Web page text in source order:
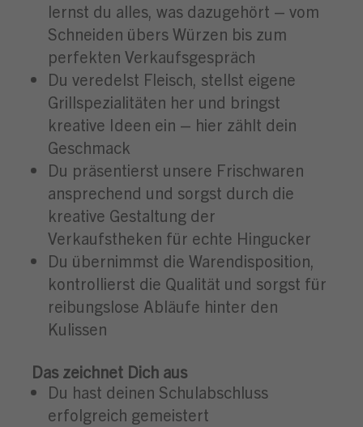
lernst du alles, was dazugehört – vom
Schneiden übers Würzen bis zum
perfekten Verkaufsgespräch
Du veredelst Fleisch, stellst eigene
Grillspezialitäten her und bringst
kreative Ideen ein – hier zählt dein
Geschmack
Du präsentierst unsere Frischwaren
ansprechend und sorgst durch die
kreative Gestaltung der
Verkaufstheken für echte Hingucker
Du übernimmst die Warendisposition,
kontrollierst die Qualität und sorgst für
reibungslose Abläufe hinter den
Kulissen
Das zeichnet Dich aus
Du hast deinen Schulabschluss
erfolgreich gemeistert